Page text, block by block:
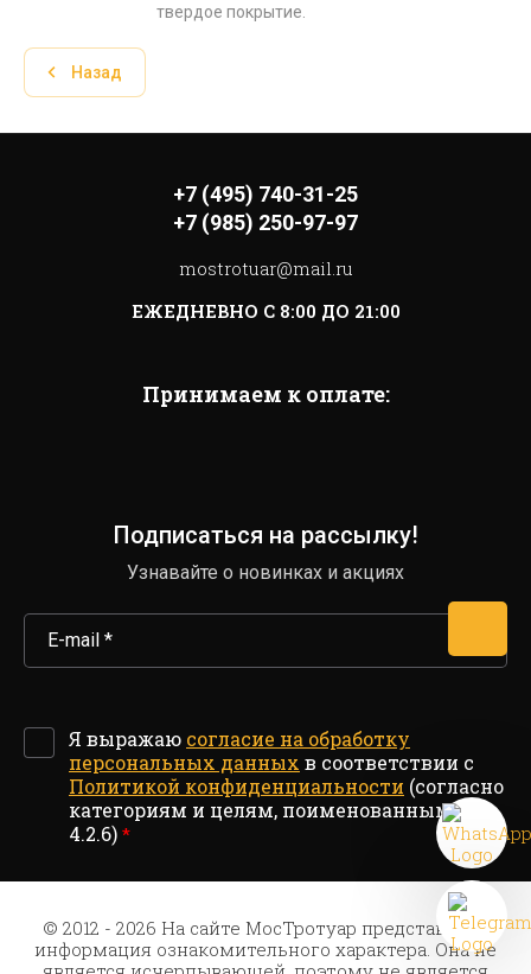
твердое покрытие.
Назад
+7 (495) 740-31-25
+7 (985) 250-97-97
mostrotuar@mail.ru
ЕЖЕДНЕВНО С 8:00 ДО 21:00
Принимаем к оплате:
Подписаться на рассылку!
Узнавайте о новинках и акциях
Я выражаю согласие на обработку
персональных данных в соответствии с
Политикой конфиденциальности (согласно
категориям и целям, поименованным в п.
4.2.6) *
© 2012 - 2026 На сайте МосТротуар представлена
информация ознакомительного характера. Она не